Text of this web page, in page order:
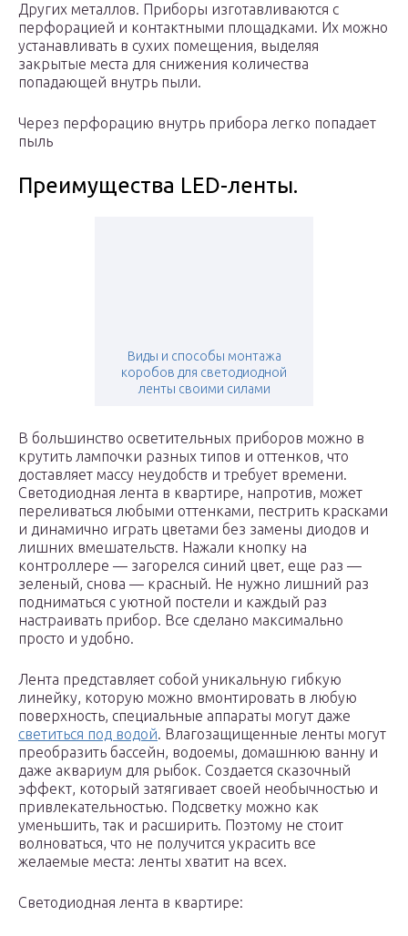
Других металлов. Приборы изготавливаются с
перфорацией и контактными площадками. Их можно
устанавливать в сухих помещения, выделяя
закрытые места для снижения количества
попадающей внутрь пыли.
Через перфорацию внутрь прибора легко попадает
пыль
Преимущества LED-ленты.
Виды и способы монтажа
коробов для светодиодной
ленты своими силами
В большинство осветительных приборов можно в
крутить лампочки разных типов и оттенков, что
доставляет массу неудобств и требует времени.
Светодиодная лента в квартире, напротив, может
переливаться любыми оттенками, пестрить красками
и динамично играть цветами без замены диодов и
лишних вмешательств. Нажали кнопку на
контроллере — загорелся синий цвет, еще раз —
зеленый, снова — красный. Не нужно лишний раз
подниматься с уютной постели и каждый раз
настраивать прибор. Все сделано максимально
просто и удобно.
Лента представляет собой уникальную гибкую
линейку, которую можно вмонтировать в любую
поверхность, специальные аппараты могут даже
светиться под водой. Влагозащищенные ленты могут
преобразить бассейн, водоемы, домашнюю ванну и
даже аквариум для рыбок. Создается сказочный
эффект, который затягивает своей необычностью и
привлекательностью. Подсветку можно как
уменьшить, так и расширить. Поэтому не стоит
волноваться, что не получится украсить все
желаемые места: ленты хватит на всех.
Светодиодная лента в квартире: